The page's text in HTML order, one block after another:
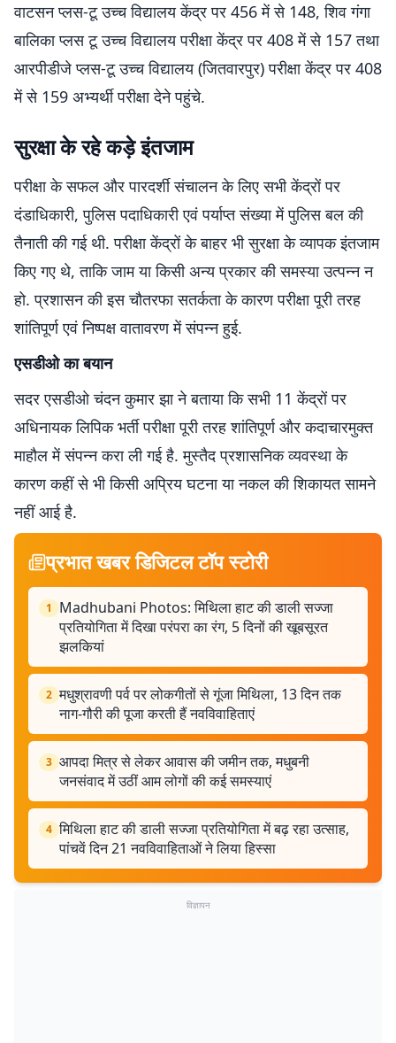
वाटसन प्लस-टू उच्च विद्यालय केंद्र पर 456 में से 148, शिव गंगा
बालिका प्लस टू उच्च विद्यालय परीक्षा केंद्र पर 408 में से 157 तथा
आरपीडीजे प्लस-टू उच्च विद्यालय (जितवारपुर) परीक्षा केंद्र पर 408
में से 159 अभ्यर्थी परीक्षा देने पहुंचे.
सुरक्षा के रहे कड़े इंतजाम
परीक्षा के सफल और पारदर्शी संचालन के लिए सभी केंद्रों पर
दंडाधिकारी, पुलिस पदाधिकारी एवं पर्याप्त संख्या में पुलिस बल की
तैनाती की गई थी. परीक्षा केंद्रों के बाहर भी सुरक्षा के व्यापक इंतजाम
किए गए थे, ताकि जाम या किसी अन्य प्रकार की समस्या उत्पन्न न
हो. प्रशासन की इस चौतरफा सतर्कता के कारण परीक्षा पूरी तरह
शांतिपूर्ण एवं निष्पक्ष वातावरण में संपन्न हुई.
एसडीओ का बयान
सदर एसडीओ चंदन कुमार झा ने बताया कि सभी 11 केंद्रों पर
अधिनायक लिपिक भर्ती परीक्षा पूरी तरह शांतिपूर्ण और कदाचारमुक्त
माहौल में संपन्न करा ली गई है. मुस्तैद प्रशासनिक व्यवस्था के
कारण कहीं से भी किसी अप्रिय घटना या नकल की शिकायत सामने
नहीं आई है.
प्रभात खबर डिजिटल टॉप स्टोरी
1
Madhubani Photos: मिथिला हाट की डाली सज्जा
प्रतियोगिता में दिखा परंपरा का रंग, 5 दिनों की खूबसूरत
झलकियां
2 मधुश्रावणी पर्व पर लोकगीतों से गूंजा मिथिला, 13 दिन तक
नाग-गौरी की पूजा करती हैं नवविवाहिताएं
3 आपदा मित्र से लेकर आवास की जमीन तक, मधुबनी
जनसंवाद में उठीं आम लोगों की कई समस्याएं
4 मिथिला हाट की डाली सज्जा प्रतियोगिता में बढ़ रहा उत्साह,
पांचवें दिन 21 नवविवाहिताओं ने लिया हिस्सा
विज्ञापन